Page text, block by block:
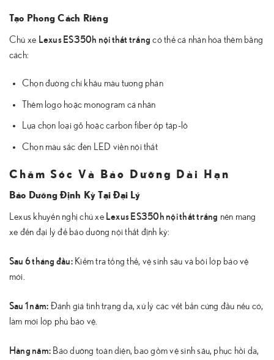
Tạo Phong Cách Riêng
Chủ xe Lexus ES350h nội thất trắng có thể cá nhân hóa thêm bằng
cách:
Chọn đường chỉ khâu màu tương phản
Thêm logo hoặc monogram cá nhân
Lựa chọn loại gỗ hoặc carbon fiber ốp táp-lô
Chọn màu sắc đèn LED viền nội thất
Chăm Sóc Và Bảo Dưỡng Dài Hạn
Bảo Dưỡng Định Kỳ Tại Đại Lý
Lexus khuyến nghị chủ xe Lexus ES350h nội thất trắng nên mang
xe đến đại lý để bảo dưỡng nội thất định kỳ:
Sau 6 tháng đầu:Kiểm tra tổng thể, vệ sinh sâu và bôi lớp bảo vệ
mới.
Sau 1 năm: Đánh giá tình trạng da, xử lý các vết bẩn cứng đầu nếu có,
làm mới lớp phủ bảo vệ.
Hàng năm: Bảo dưỡng toàn diện, bao gồm vệ sinh sâu, phục hồi da,